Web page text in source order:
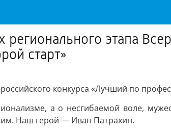
этапа
старт»
конкурса «Лучший по
а о несгибаемой воле,
Наш герой — Иван Патрахин.